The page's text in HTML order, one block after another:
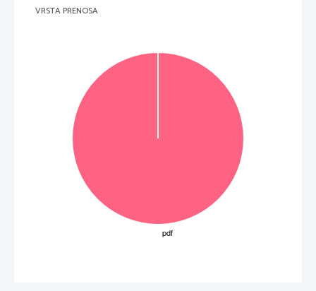
VRSTA PRENOSA